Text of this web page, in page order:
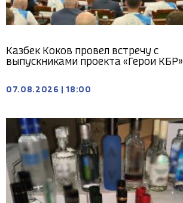
Казбек Коков провел встречу с
выпускниками проекта «Герои КБР»
07.08.2026 18:00